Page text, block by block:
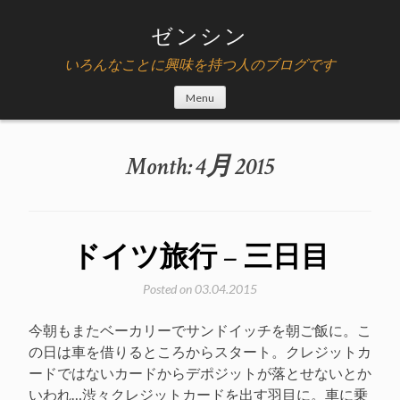
ゼンシン
いろんなことに興味を持つ人のブログです
Menu
Month:4月 2015
ドイツ旅行 – 三日目
Posted on03.04.2015
今朝もまたベーカリーでサンドイッチを朝ご飯に。こ
の日は車を借りるところからスタート。クレジットカ
ードではないカードからデポジットが落とせないとか
いわれ…渋々クレジットカードを出す羽目に。車に乗